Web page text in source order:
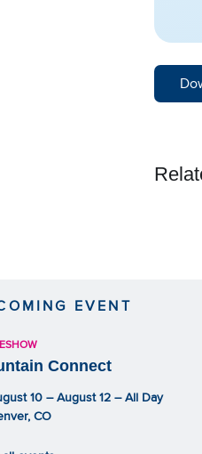
EVENT
Connect
10 – August 12 – All Day
CO